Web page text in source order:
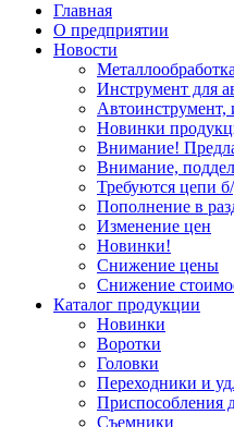
Главная
О предприятии
Новости
Металлообработка
Инструмент для
Автоинструмент,
Новинки
Внимание!
Внимание,
Требуются цепи
Пополнение в
Изменение цен
Новинки!
Снижение цены
Снижение
Каталог продукции
Новинки
Воротки
Головки
Переходники и
Приспособления
Съемники